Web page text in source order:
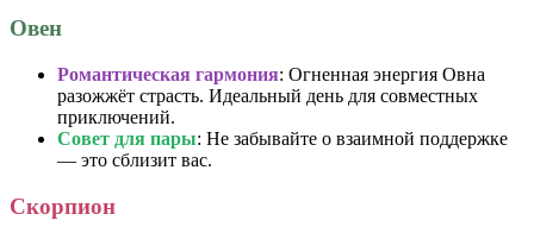
Овен
Романтическая гармония: Огненная энергия Овна
разожжёт страсть. Идеальный день для совместных
приключений.
Совет для пары: Не забывайте о взаимной поддержке
— это сблизит вас.
Скорпион